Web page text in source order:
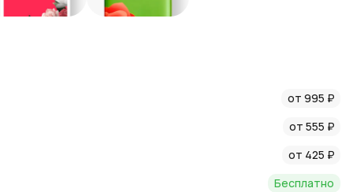
от 995 ₽
от 555 ₽
от 425 ₽
Бесплатно